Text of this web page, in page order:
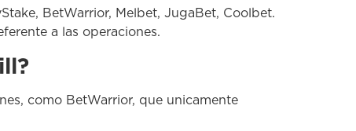
BetWarrior, Melbet, JugaBet, Coolbet.
a las operaciones.
como BetWarrior, que unicamente